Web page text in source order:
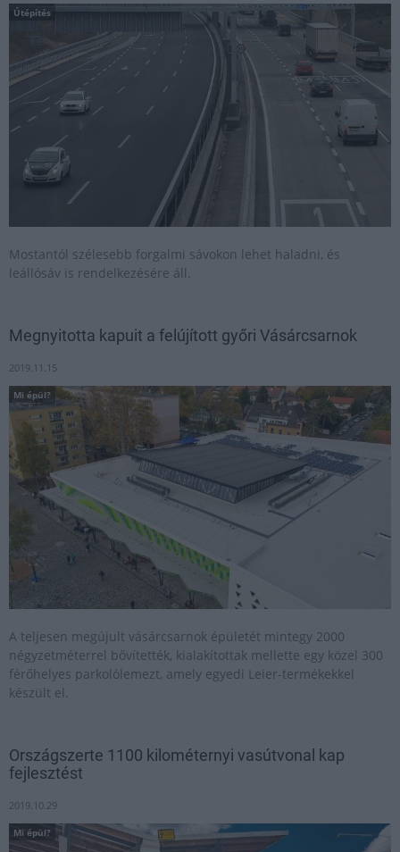
Útépítés
Mostantól szélesebb forgalmi sávokon lehet haladni, és
leállósáv is rendelkezésére áll.
Megnyitotta kapuit a felújított győri Vásárcsarnok
2019.11.15
Mi épül?
A teljesen megújult vásárcsarnok épületét mintegy 2000
négyzetméterrel bővítették, kialakítottak mellette egy közel 300
férőhelyes parkolólemezt, amely egyedi Leier-termékekkel
készült el.
Országszerte 1100 kilométernyi vasútvonal kap
fejlesztést
2019.10.29
Mi épül?